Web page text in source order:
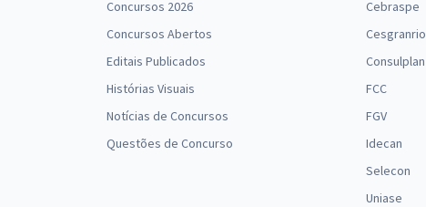
Concursos 2026
Concursos Abertos
Editais Publicados
Histórias Visuais
Notícias de Concursos
Questões de Concurso
Cebraspe
Cesgranrio
Consulplan
FCC
FGV
Idecan
Selecon
Uniase